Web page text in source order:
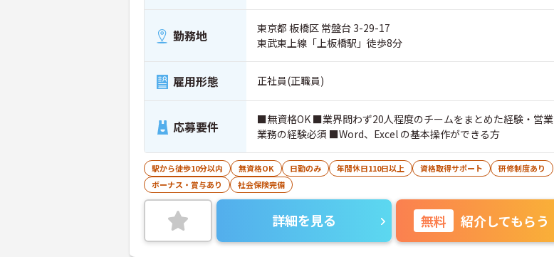
勤務地
東京都 板橋区 常盤台 3-29-17
東武東上線「上板橋駅」徒歩8分
雇用形態 正社員(正職員)
応募要件
■無資格OK ■業界問わず20人程度のチームをまとめた経験・営業
業務の経験必須 ■Word、Excel の基本操作ができる方
駅から徒歩10分以内 無資格OK 日勤のみ 年間休日110日以上 資格取得サポート
研修制度あり
ボーナス・賞与あり
社会保険完備
詳細を見る 無料 紹介してもらう